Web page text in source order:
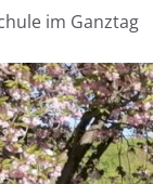
im Ganztag